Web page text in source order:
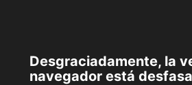
Desgraciadamente, la
navegador está